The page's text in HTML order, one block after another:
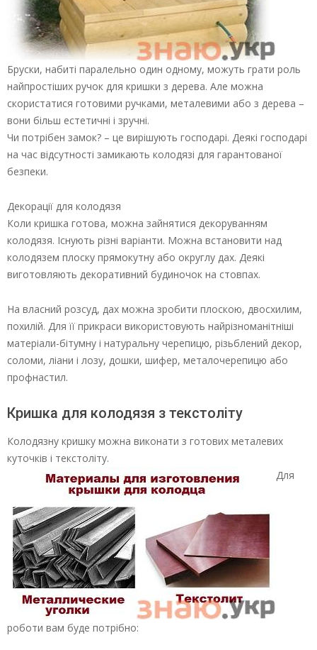
Бруски, набиті паралельно один одному, можуть грати роль
найпростіших ручок для кришки з дерева. Але можна
скористатися готовими ручками, металевими або з дерева –
вони більш естетичні і зручні.
Чи потрібен замок? – це вирішують господарі. Деякі господарі
на час відсутності замикають колодязі для гарантованої
безпеки.
Декорації для колодязя
Коли кришка готова, можна зайнятися декоруванням
колодязя. Існують різні варіанти. Можна встановити над
колодязем плоску прямокутну або округлу дах. Деякі
виготовляють декоративний будиночок на стовпах.
На власний розсуд, дах можна зробити плоскою, двосхилим,
похилій. Для її прикраси використовують найрізноманітніші
матеріали-бітумну і натуральну черепицю, різьблений декор,
соломи, ліани і лозу, дошки, шифер, металочерепицю або
профнастил.
Кришка для колодязя з текстоліту
Колодязну кришку можна виконати з готових металевих
куточків і текстоліту.
Для
роботи вам буде потрібно: